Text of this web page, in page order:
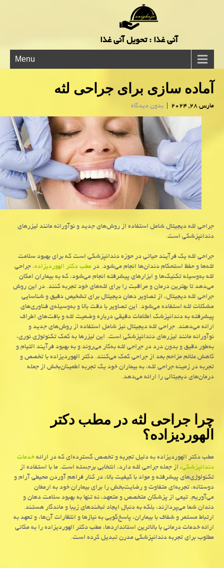
آنی غذا : تحویل آنی غذا
Menu
آماده سازی برای جراحی لثه
مارس 28, 2024 | بدون دیدگاه
جراحی لثه دیجیتال شامل استفاده از روش‌های جدید و نوآورانه مانند لیزرهای
دندانپزشکی است.
جراحی لثه یک فرآیند حیاتی در حوزه دندانپزشکی است که برای بهبود سلامت
لثه‌ها و حفظ استحکام دندان‌ها انجام می‌شود. درمطب دکتر الهوردیزاده،جراحی
لثه به‌وسیله تکنیک‌ها و ابزارهای پیشرفته انجام می‌شود، که به بیماران امکان
می‌دهد تا بهترین درمان و مراقبت را برای لثه‌های خود تجربه کنند. در این روش
جراحی لثه دیجیتال، از تصاویر دهان دیجیتال برای تشخیص دقیق و شناسایی
مشکلات لثه استفاده می‌شود. این تصاویر با دقت بالا و به‌وسیله‌ی فناوری‌های
پیشرفته به دندانپزشک اطلاعات دقیقی درباره وضعیت لثه و بافت‌های اطراف
ارائه می‌دهند. جراحی لثه دیجیتال نیز شامل استفاده از روش‌های جدید و
نوآورانه مانند لیزرهای دندانپزشکی است. این لیزرها به کمک تکنولوژی نوری،
به‌طور دقیق و بدون درد در جراحی لثه به‌کار می‌روند و به بهبود فرآیند التیام و
کاهش علائم مزاحم بعد از جراحی کمک می‌کنند. دکتر الهوردیزاده با تخصص و
تجربه در زمینه جراحی لثه، به بیماران خود یک تجربه اطمینان‌بخش از جمله
درمان‌های دیجیتالی را ارائه می‌دهد.
چرا جراحی لثه در مطب دکتر
الهوردیزاده؟
مطب دکتر الهوردیزاده به دلیل تجربه و تخصص گسترده‌ای که در ارائهخدمات
دندانپزشکی، از جمله جراحی لثه دارد، انتخابی برجسته است. ما با استفاده از
تکنولوژی‌های پیشرفته و مواد با کیفیت بالا، در کنار فراهم آوردن محیطی آرام و
دوستانه، تجربه‌ای متفاوت و رضایت‌بخش را برای بیماران خود به ارمغان
می‌آوریم. تیمی از پزشکان متخصص و متعهد، نه تنها به بهبود سلامت دهان و
دندان شما می‌پردازند، بلکه به دنبال ایجاد لبخندهای زیبا و ماندگار هستند.
ارتباط مستمر و شفاف با بیماران، پاسخ‌گویی به نیازها و انتظارات آن‌ها، و تعهد به
ارائه خدمات درمانی با بالاترین استانداردها، مطب دکتر الهوردیزاده را به مکانی
مطلوب برای تجربه دندانپزشکی مدرن تبدیل کرده است.